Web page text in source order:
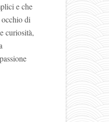
e che
di
curiosità,